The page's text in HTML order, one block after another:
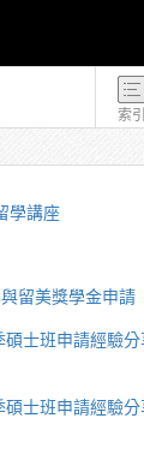
索引
學講座
留美獎學金申請
碩士班申請經驗
碩士班申請經驗